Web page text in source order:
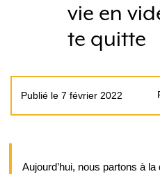
vie en
te quitte
Publié le 7 février 2022
Aujourd’hui, nous partons à